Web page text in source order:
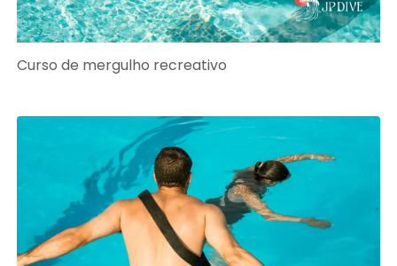
Curso de mergulho recreativo